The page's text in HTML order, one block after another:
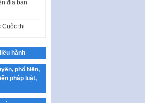
thi
nền tảng tư
luật, hoàn
cứu, ứng
nghệ, đổi
hành
phổ biến,
pháp luật,